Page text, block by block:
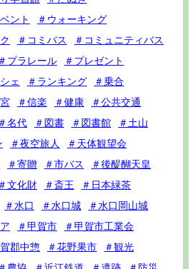
ント
＃ウォーキング
＃コミバス
＃コミュニティバス
＃プラレール
＃プレゼント
ェ ＃ランキング
＃乗合
＃信楽 ＃健康
＃公共交通
＃名代 ＃図書 ＃図書館
＃土山
＃夜空旅人
＃天体観望会
＃寄贈 ＃市バス
＃後醍醐天皇
＃文化財 ＃斎王
＃日本緑茶
＃水口 ＃水口城
＃水口岡山城
＃甲賀市
＃甲賀市工業会
郡中惣 ＃花野果市
＃観光